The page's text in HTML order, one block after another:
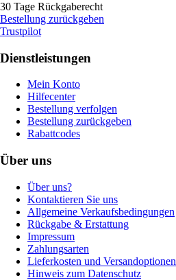
30 Tage Rückgaberecht
Bestellung zurückgeben
Trustpilot
Dienstleistungen
Mein Konto
Hilfecenter
Bestellung verfolgen
Bestellung zurückgeben
Rabattcodes
Über uns
Über uns?
Kontaktieren Sie uns
Allgemeine Verkaufsbedingungen
Rückgabe & Erstattung
Impressum
Zahlungsarten
Lieferkosten und Versandoptionen
Hinweis zum Datenschutz